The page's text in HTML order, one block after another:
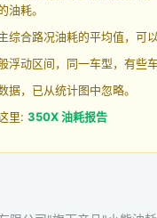
油耗。
综合路况油耗的平均值，可
浮动区间，同一车型，有些
，已从统计图中忽略。
里: 350X 油耗报告